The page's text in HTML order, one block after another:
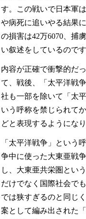
す。この戦いで日本軍
や病死に追いやる結果
の損害は42万6070、捕
い叙述をしているのです
内容が正確で衝撃的だ
て、戦後、「太平洋戦
社も一部を除いて「太
いう呼称を禁じられて
どと表現するようにな
「太平洋戦争」という
争中に使った大東亜戦
し、大東亜共栄圏とい
だけでなく国際社会で
では狭すぎるのと同じ
案として編み出された